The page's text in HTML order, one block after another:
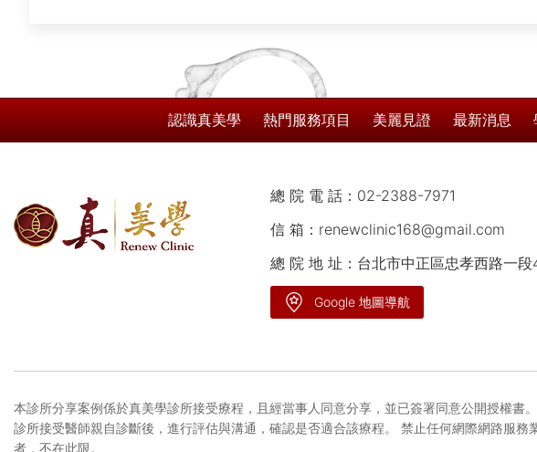
認識真美學 熱門服務項目 美麗見證 最新消息
總 院 電 話： 02-2388-7971
信 箱： renewclinic168@gmail.com
總 院 地 址：台北市中正區忠孝西路一
Google 地圖導航
本診所分享案例係於真美學診所接受療程，且經當事人同意分享，並已簽署同意公開授權
診所接受醫師親自診斷後，進行評估與溝通，確認是否適合該療程。 禁止任何網際網路服
者，不在此限。